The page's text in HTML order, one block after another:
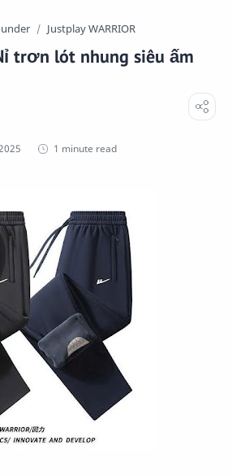
Justplay WARRIOR
trơn lót nhung siêu ấm
1 minute read